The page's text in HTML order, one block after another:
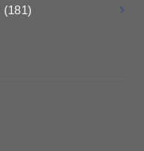
(181)